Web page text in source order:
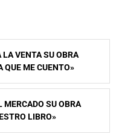
VENTA SU OBRA
QUE ME CUENTO»
MERCADO SU OBRA
LIBRO»